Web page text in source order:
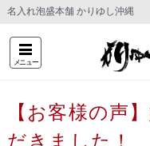
名入れ泡盛本舗 かりゆし沖縄
メニュー
【お客様の声
だきました！